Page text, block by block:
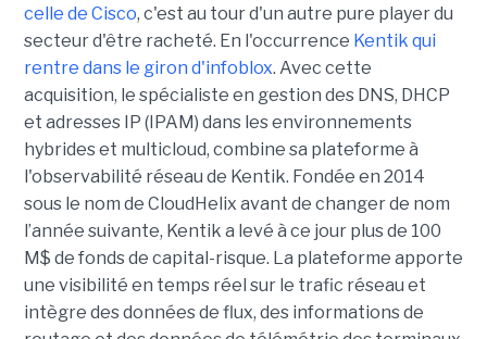
celle de Cisco, c'est au tour d'un autre pure player du
secteur d'être racheté. En l'occurrence Kentik qui
rentre dans le giron d'infoblox. Avec cette
acquisition, le spécialiste en gestion des DNS, DHCP
et adresses IP (IPAM) dans les environnements
hybrides et multicloud, combine sa plateforme à
l'observabilité réseau de Kentik. Fondée en 2014
sous le nom de CloudHelix avant de changer de nom
l’année suivante, Kentik a levé à ce jour plus de 100
M$ de fonds de capital-risque. La plateforme apporte
une visibilité en temps réel sur le trafic réseau et
intègre des données de flux, des informations de